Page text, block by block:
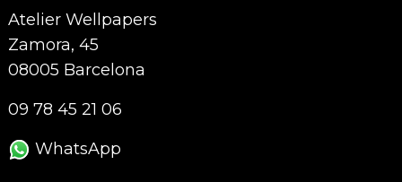
Atelier Wellpapers
Zamora, 45
08005 Barcelona
09 78 45 21 06
WhatsApp